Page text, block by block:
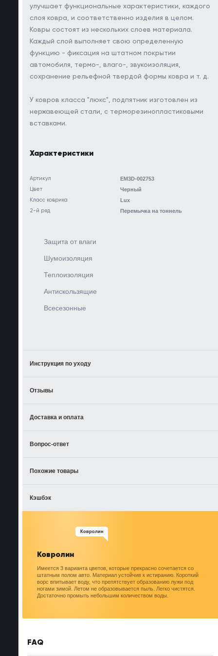
улучшает функциональные характеристики, каждого
слоя ковра, и соответственно изделия в целом.
Ковры состоят из нескольких слоев материала.
Каждый слой выполняет свою определенную
функцию - фиксация на штатном покрытии
автомобиля, термо-, влаго-, звукоизоляция,
сохранение рельефной твердой формы ковра и т. д.
У ковров класса "люкс", подпятник изготовлен из
нержавеющей стали, с терморезинопластиковыми
вставками.
Характеристики
Артикул EM3D-002753
Цвет Черный
Класс коврика Lux
2-й ряд Перемычка на тоннель
Защита от влаги
Шумоизоляция
Теплоизоляция
Антискользящие
Всесезонные
Инструкция по уходу
Отзывы
Доставка и оплата
Вопрос-ответ
Похожие товары
Кэшбэк
Ковролин
Имеется 3 варианта цветов, которые прекрасно сочетается со
штатным полом авто. Материал устойчив к истиранию. Короткий
ворс впитывает воду, что препятствует образованию лужи под
ногами зимой. Летом не образовывается пыль. Легко чистятся.
Достаточно промыть небольшим количеством воды.
Ковролин
FAQ